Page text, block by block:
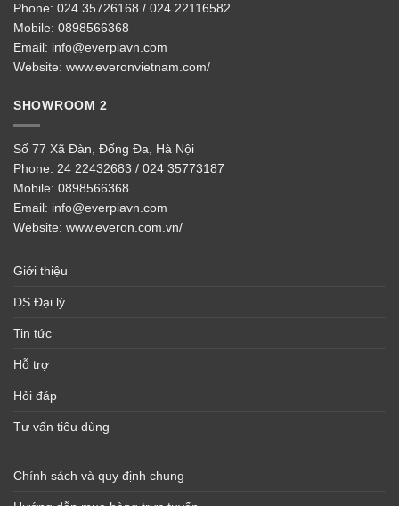
Phone: 024 35726168 / 024 22116582
Mobile: 0898566368
Email: info@everpiavn.com
Website: www.everonvietnam.com/
SHOWROOM 2
Số 77 Xã Đàn, Đống Đa, Hà Nội
Phone: 24 22432683 / 024 35773187
Mobile: 0898566368
Email: info@everpiavn.com
Website: www.everon.com.vn/
Giới thiệu
DS Đại lý
Tin tức
Hỗ trợ
Hỏi đáp
Tư vấn tiêu dùng
Chính sách và quy định chung